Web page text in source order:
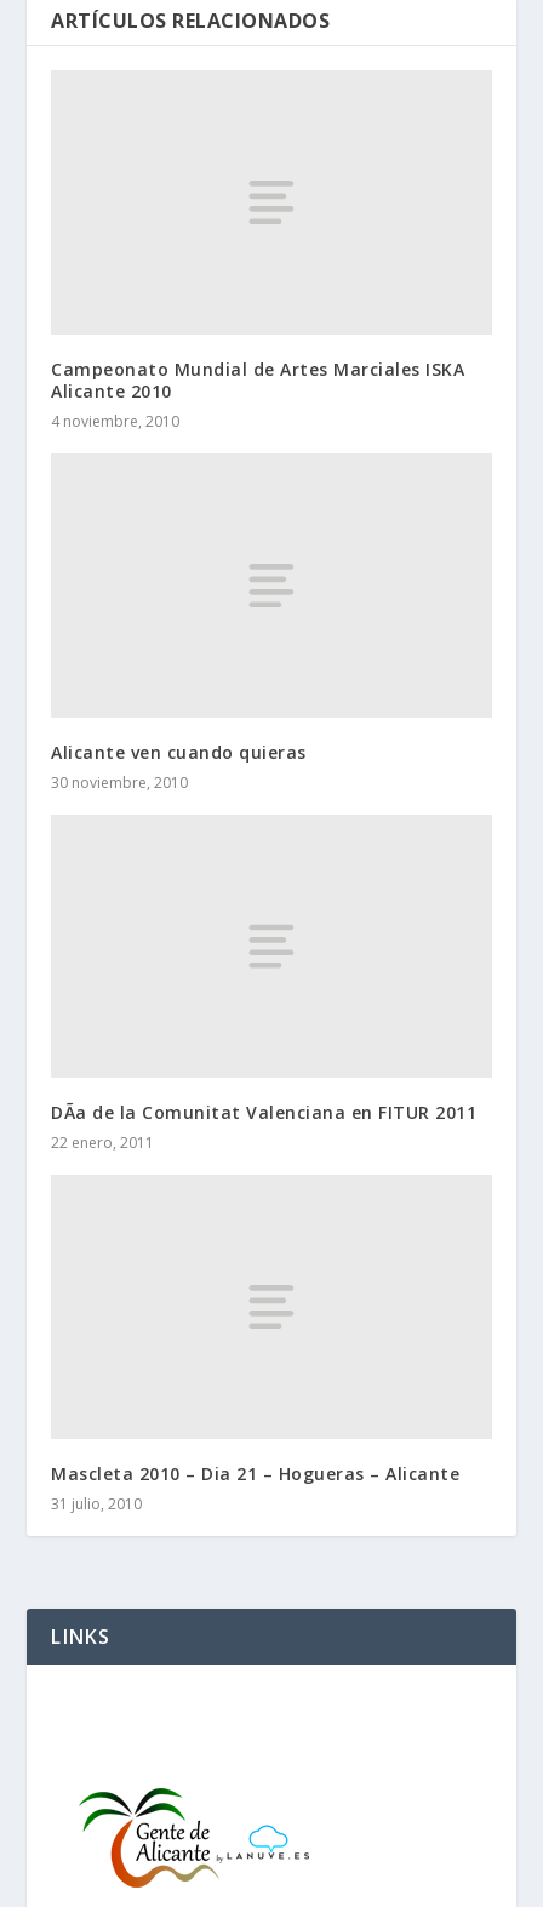
ARTÍCULOS RELACIONADOS
Campeonato Mundial de Artes Marciales ISKA
Alicante 2010
4 noviembre, 2010
Alicante ven cuando quieras
30 noviembre, 2010
DÃ­a de la Comunitat Valenciana en FITUR 2011
22 enero, 2011
Mascleta 2010 – Dia 21 – Hogueras – Alicante
31 julio, 2010
LINKS